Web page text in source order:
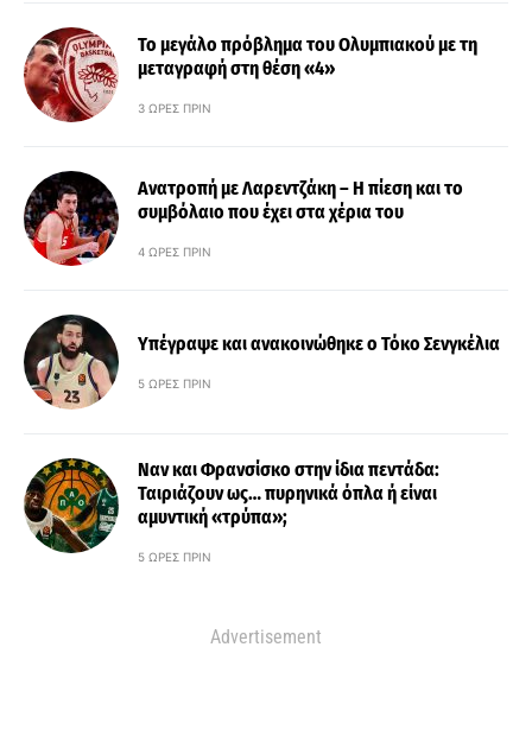
Το μεγάλο πρόβλημα του Ολυμπιακού με τη
μεταγραφή στη θέση «4»
3 ΏΡΕΣ ΠΡΙΝ
Ανατροπή με Λαρεντζάκη – Η πίεση και το
συμβόλαιο που έχει στα χέρια του
4 ΏΡΕΣ ΠΡΙΝ
Υπέγραψε και ανακοινώθηκε ο Τόκο Σενγκέλια
5 ΏΡΕΣ ΠΡΙΝ
Ναν και Φρανσίσκο στην ίδια πεντάδα:
Ταιριάζουν ως… πυρηνικά όπλα ή είναι
αμυντική «τρύπα»;
5 ΏΡΕΣ ΠΡΙΝ
Advertisement